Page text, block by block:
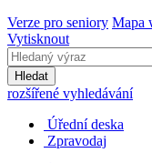
Verze pro seniory Mapa
Vytisknout
Hledat
rozšířené vyhledávání
Úřední deska
Zpravodaj